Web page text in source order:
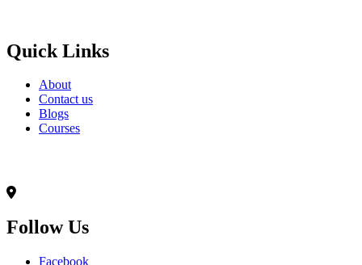
Quick Links
About
Contact us
Blogs
Courses
Follow Us
Facebook